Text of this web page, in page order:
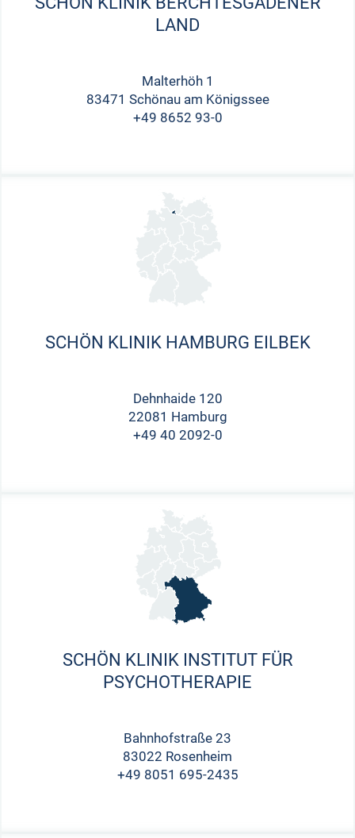
LAND
Malterhöh 1
83471 Schönau am Königssee
+49 8652 93-0
SCHÖN KLINIK HAMBURG EILBEK
Dehnhaide 120
22081 Hamburg
+49 40 2092-0
SCHÖN KLINIK INSTITUT FÜR
PSYCHOTHERAPIE
Bahnhofstraße 23
83022 Rosenheim
+49 8051 695-2435